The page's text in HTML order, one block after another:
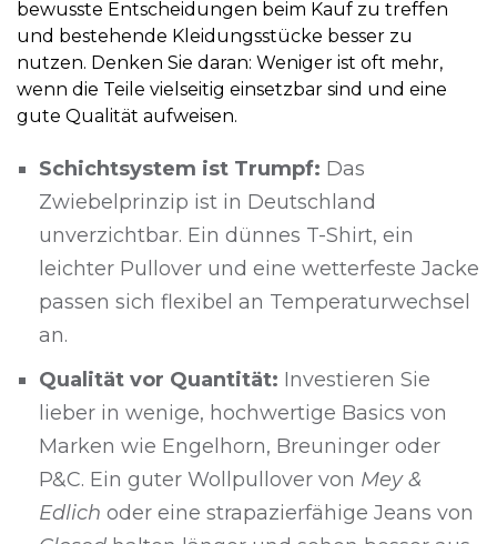
bewusste Entscheidungen beim Kauf zu treffen
und bestehende Kleidungsstücke besser zu
nutzen. Denken Sie daran: Weniger ist oft mehr,
wenn die Teile vielseitig einsetzbar sind und eine
gute Qualität aufweisen.
Schichtsystem ist Trumpf: Das
Zwiebelprinzip ist in Deutschland
unverzichtbar. Ein dünnes T-Shirt, ein
leichter Pullover und eine wetterfeste Jacke
passen sich flexibel an Temperaturwechsel
an.
Qualität vor Quantität: Investieren Sie
lieber in wenige, hochwertige Basics von
Marken wie Engelhorn, Breuninger oder
P&C. Ein guter Wollpullover von Mey &
Edlich oder eine strapazierfähige Jeans von